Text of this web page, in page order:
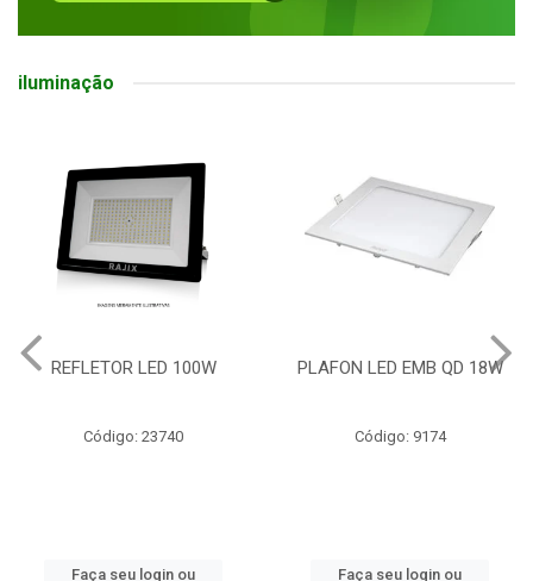
iluminação
REFLETOR LED 100W
Código: 23740
Faça seu login ou
PLAFON LED EMB QD 18W
Código: 9174
Faça seu login ou